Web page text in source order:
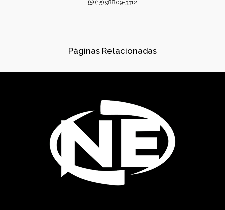
FÁBRICA DE PRÉ-MOLDADOS
GÁRGULAS PRÉ-MOLDADAS
GRELHAS PARA BOCA DE LEÃO
(15) 98809-3312
Páginas Relacionadas